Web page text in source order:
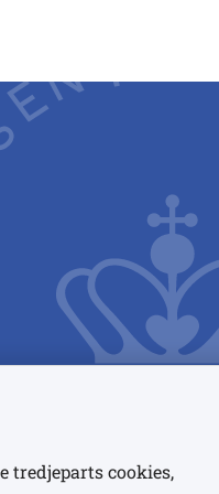
tredjeparts cookies,